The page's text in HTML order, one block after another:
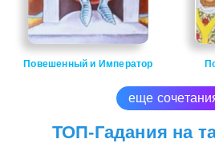
Повешенный и Император
еще
ТОП-Гадания на